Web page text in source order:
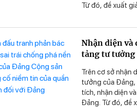
Từ đó, đề xuất
Nhận diện và
tảng tư tưởng
Trên cơ sở nhận
tưởng của Đảng,
tích, nhận diện
Đảng. Từ đó, đề